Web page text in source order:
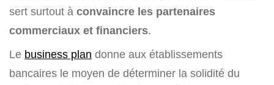
sert surtout à convaincre les partenaires
commerciaux et financiers.
Le business plan donne aux établissements
bancaires le moyen de déterminer la solidité du